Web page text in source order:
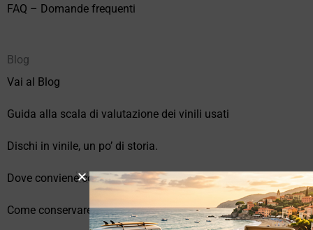
FAQ – Domande frequenti
Blog
Vai al Blog
Guida alla scala di valutazione dei vinili usati
Dischi in vinile, un po’ di storia.
Dove conviene comprare vinili online?
Come conservare correttamente i vinili usati